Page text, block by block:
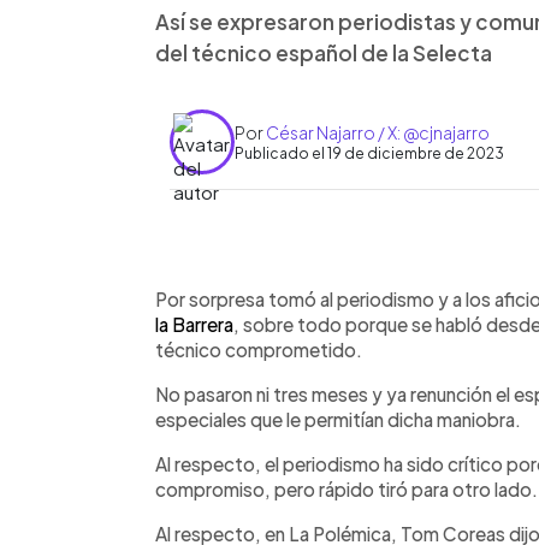
Así se expresaron periodistas y
del técnico español de la Selecta
PorCésar Najarro / X: @cjnajarro
Publicado el 19 de diciembre de 2023
Escuchar artículo
Por sorpresa tomó al periodismo y a los
la Barrera, sobre todo porque se habló
técnico comprometido.
No pasaron ni tres meses y ya renunción el
especiales que le permitían dicha maniobra.
Al respecto, el periodismo ha sido crítico
compromiso, pero rápido tiró para otro lado.
Al respecto, en La Polémica, Tom Coreas